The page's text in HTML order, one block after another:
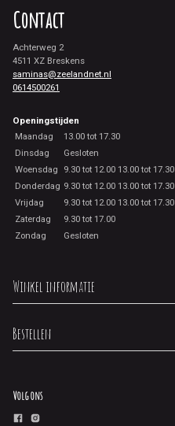
Contact
Achterweg 2
4511 XZ Breskens
saminas@zeelandnet.nl
0614500261
Openingstijden
Maandag
13.00 tot 17.30
Dinsdag
Gesloten
Woensdag
9.30 tot 12.00 13.00 tot 17.30
Donderdag 9.30 tot 12.00 13.00 tot 17.30
Vrijdag
9.30 tot 12.00 13.00 tot 17.30
Zaterdag
9.30 tot 17.00
Zondag
Gesloten
Winkel informatie
Bestellen
Volg ons